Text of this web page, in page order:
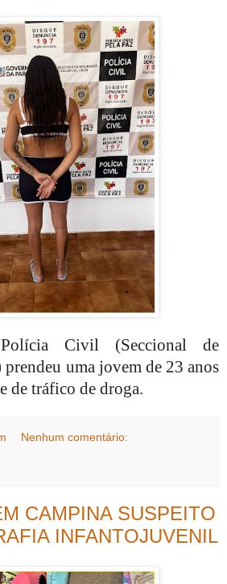
Civil (Seccional de
prendeu uma jovem de 23 anos
de tráfico de droga.
Nenhum comentário:
CAMPINA SUSPEITO
INFANTOJUVENIL